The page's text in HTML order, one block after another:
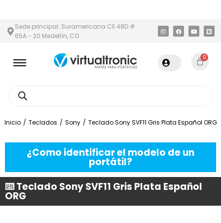
Sede principal: Suramericana Cll 48D #
65A - 20 Medellín, CO
0
Inicio / Teclados / Sony / Teclado Sony SVF11 Gris Plata Español ORG
¿Como identificar el modelo de un
portátil?
⌨️ Teclado Sony SVF11 Gris Plata Español
ORG